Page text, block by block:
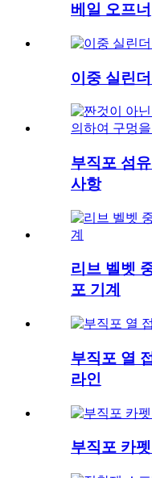
베일 오프너
이중 실린
부직포 섬
사항
리브 벨벳
포 기계
부직포 열
라인
부직포 카